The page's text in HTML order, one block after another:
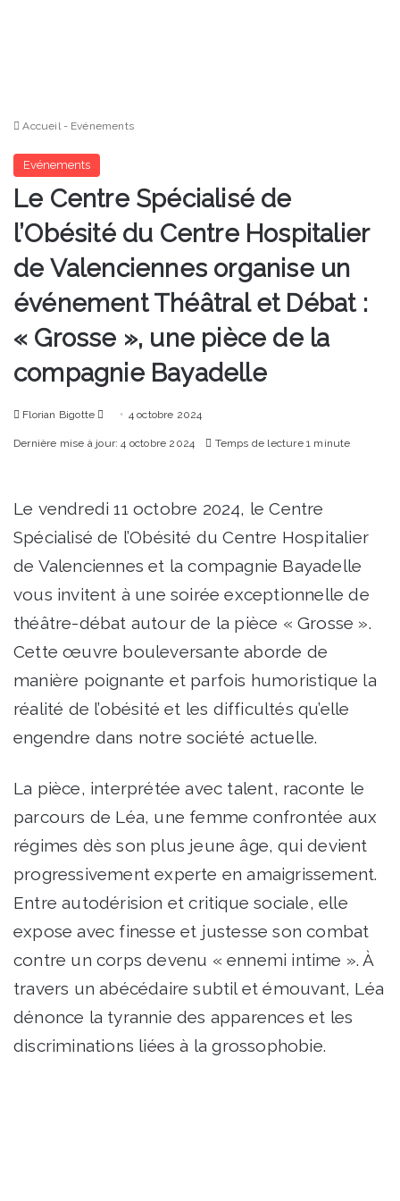
Accueil - Evénements
Evénements
Le Centre Spécialisé de
l’Obésité du Centre Hospitalier
de Valenciennes organise un
événement Théâtral et Débat :
« Grosse », une pièce de la
compagnie Bayadelle
Florian Bigotte
Envoyer4 octobre 2024
Dernière mise à jour: 4 octobre 2024 Temps de lecture 1 minute
Le vendredi 11 octobre 2024, le Centre
Spécialisé de l’Obésité du Centre Hospitalier
de Valenciennes et la compagnie Bayadelle
vous invitent à une soirée exceptionnelle de
théâtre-débat autour de la pièce « Grosse ».
Cette œuvre bouleversante aborde de
manière poignante et parfois humoristique la
réalité de l’obésité et les difficultés qu’elle
engendre dans notre société actuelle.
La pièce, interprétée avec talent, raconte le
parcours de Léa, une femme confrontée aux
régimes dès son plus jeune âge, qui devient
progressivement experte en amaigrissement.
Entre autodérision et critique sociale, elle
expose avec finesse et justesse son combat
contre un corps devenu « ennemi intime ». À
travers un abécédaire subtil et émouvant, Léa
dénonce la tyrannie des apparences et les
discriminations liées à la grossophobie.